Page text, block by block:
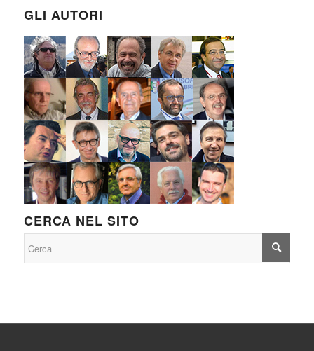
GLI AUTORI
CERCA NEL SITO